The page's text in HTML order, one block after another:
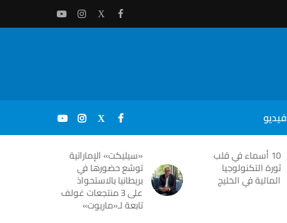
فيديو
10 أسماء في قلب
ثورة التكنولوجيا
المالية في الخليج
«سيليكت» الإماراتية
توسّع حضورها في
بريطانيا بالاستحواذ
على 3 منتجعات غولف
تابعة لـ«ماريوت»